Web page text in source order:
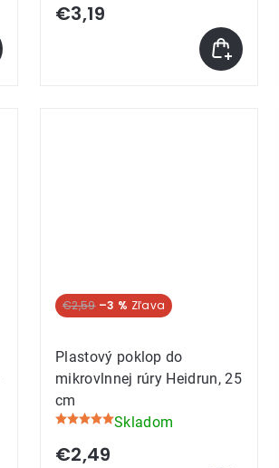
€3,19
€2,59 –3 %
Plastový poklop do
mikrovlnnej rúry Heidrun, 25
cm
Priemerné
hodnotenie
Skladom
€2,49